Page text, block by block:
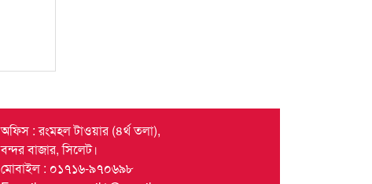
অফিস : রংমহল টাওয়ার (৪র্থ তলা),
বন্দর বাজার, সিলেট।
মোবাইল : ০১৭১৬-৯৭০৬৯৮